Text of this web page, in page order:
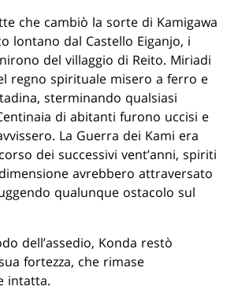
che cambiò la sorte di Kamigawa
lontano dal Castello Eiganjo, i
del villaggio di Reito. Miriadi
regno spirituale misero a ferro e
sterminando qualsiasi
di abitanti furono uccisi e
La Guerra dei Kami era
dei successivi vent’anni, spiriti
avrebbero attraversato
qualunque ostacolo sul
dell’assedio, Konda restò
fortezza, che rimase
intatta.